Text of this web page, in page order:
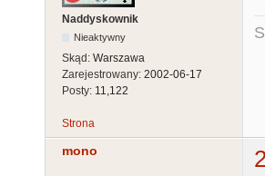
Naddyskownik
Nieaktywny
Skąd: Warszawa
Zarejestrowany: 2002-06-17
Posty: 11,122
Strona
mono